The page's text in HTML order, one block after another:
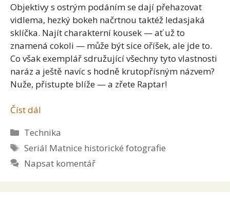
Objektivy s ostrým podáním se dají přehazovat
vidlema, hezký bokeh načrtnou taktéž ledasjaká
sklíčka. Najít charakterní kousek — ať už to
znamená cokoli — může být sice oříšek, ale jde to.
Co však exemplář sdružující všechny tyto vlastnosti
naráz a ještě navíc s hodně krutopřísným názvem?
Nuže, přistupte blíže — a zřete Raptar!
Číst dál
Rubriky
Technika
Štítky
Seriál Matnice historické fotografie
Napsat komentář